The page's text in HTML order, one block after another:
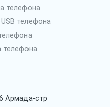
телефона
телефона
телефона
Армада-стр